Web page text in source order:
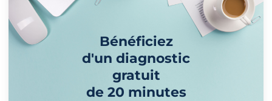
Bénéficiez
d'un diagnostic
gratuit
de 20 minutes